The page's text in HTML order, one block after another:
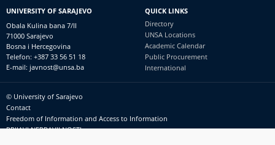
UNIVERSITY OF SARAJEVO
Obala Kulina bana 7/II
71000 Sarajevo
Bosna i Hercegovina
Telefon: +387 33 56 51 18
E-mail: javnost@unsa.ba
QUICK LINKS
Directory
UNSA Locations
Academic Calendar
Public Procurement
International
Footer
meni
© University of Sarajevo
Contact
Freedom of Information and Access to Information
PRIJAVI NEPRAVILNOSTI